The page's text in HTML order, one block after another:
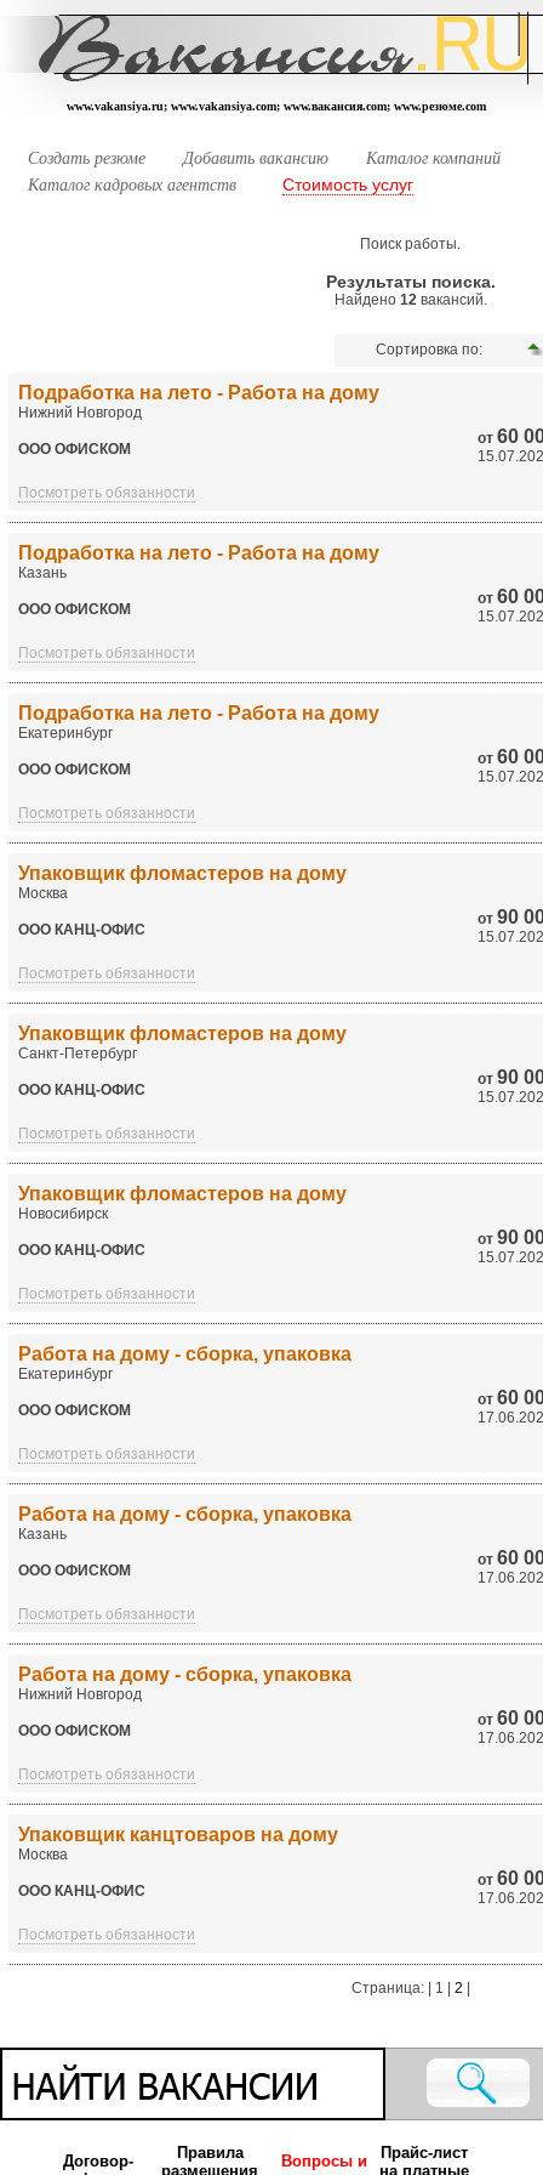
www.vakansiya.ru; www.vakansiya.com; www.вакансия.com; www.резюме.com
Создать резюме Добавить вакансию
Каталог компаний
Каталог кадровых агентств
Стоимость услуг
Поиск работы.
Результаты поиска.
Найдено 12вакансий.
Сортировка по:
Подработка на лето - Работа на дому
Нижний Новгород
ООО ОФИСКОМ
от 60
Посмотреть обязанности
Подработка на лето - Работа на дому
Казань
ООО ОФИСКОМ
от 60
Посмотреть обязанности
Подработка на лето - Работа на дому
Екатеринбург
ООО ОФИСКОМ
от 60
Посмотреть обязанности
Упаковщик фломастеров на дому
Москва
ООО КАНЦ-ОФИС
от 90
Посмотреть обязанности
Упаковщик фломастеров на дому
Санкт-Петербург
ООО КАНЦ-ОФИС
от 90
Посмотреть обязанности
Упаковщик фломастеров на дому
Новосибирск
ООО КАНЦ-ОФИС
от 90
Посмотреть обязанности
Работа на дому - сборка, упаковка
Екатеринбург
ООО ОФИСКОМ
от 60
Посмотреть обязанности
Работа на дому - сборка, упаковка
Казань
ООО ОФИСКОМ
от 60
Посмотреть обязанности
Работа на дому - сборка, упаковка
Нижний Новгород
ООО ОФИСКОМ
от 60
Посмотреть обязанности
Упаковщик канцтоваров на дому
Москва
ООО КАНЦ-ОФИС
от 60
Посмотреть обязанности
Страница: | 1 | 2
Договор-
Правила
размещения
Вопросы и
Прайс-лист
на платные